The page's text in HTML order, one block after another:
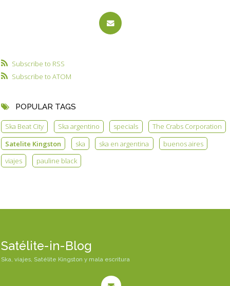
Subscribe to RSS
Subscribe to ATOM
POPULAR TAGS
Ska Beat City Ska argentino specials
The Crabs Corporation
Satelite Kingston
ska ska en argentina
buenos aires
viajes
pauline black
Satélite-in-Blog
Ska, viajes, Satélite Kingston y mala escritura